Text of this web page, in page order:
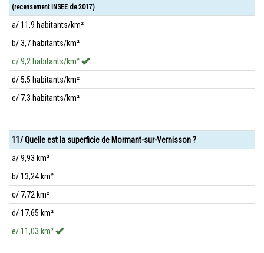
(recensement INSEE de 2017)
a/ 11,9 habitants/km²
b/ 3,7 habitants/km²
c/ 9,2 habitants/km²
d/ 5,5 habitants/km²
e/ 7,3 habitants/km²
11/ Quelle est la superficie de Mormant-sur-Vernisson ?
a/ 9,93 km²
b/ 13,24 km²
c/ 7,72 km²
d/ 17,65 km²
e/ 11,03 km²